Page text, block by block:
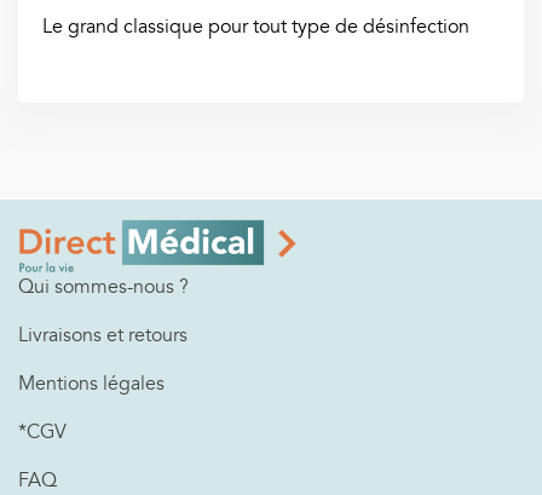
Le grand classique pour tout type de désinfection
Qui sommes-nous ?
Livraisons et retours
Mentions légales
*CGV
FAQ